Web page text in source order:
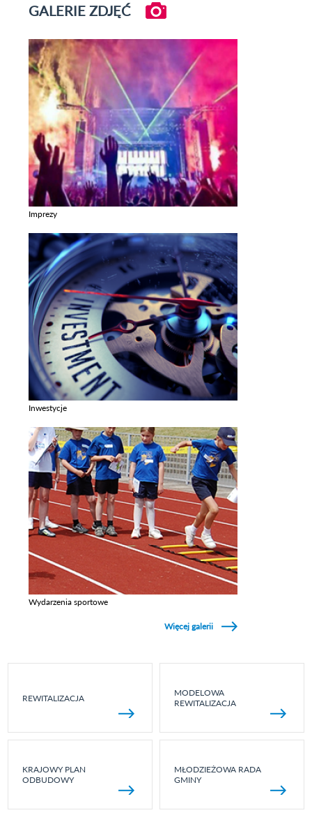
GALERIE ZDJĘĆ
Imprezy
Inwestycje
Wydarzenia sportowe
Więcej galerii
REWITALIZACJA
MODELOWA
REWITALIZACJA
KRAJOWY PLAN
ODBUDOWY
MŁODZIEŻOWA RADA
GMINY